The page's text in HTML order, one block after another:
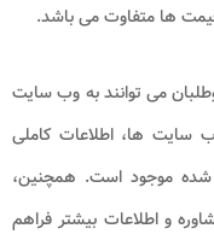
ها متفاوت می باشد.
می توانند به وب سایت
سایت ها، اطلاعات کاملی
شده موجود است. همچنین،
و اطلاعات بیشتر فراهم